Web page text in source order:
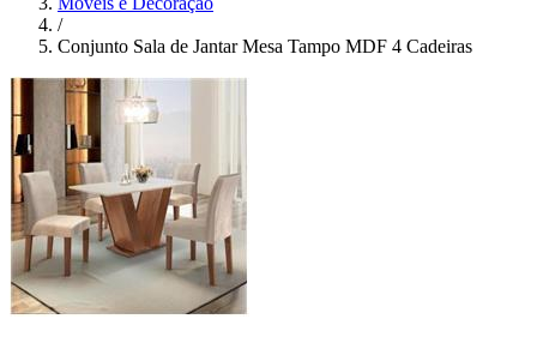
/
Conjunto Sala de Jantar Mesa Tampo MDF 4 Cadeiras